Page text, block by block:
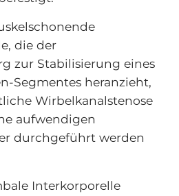
die der
zur Stabilisierung eines
Segmentes heranzieht,
Wirbelkanalstenose
aufwendigen
durchgeführt werden
Interkorporelle